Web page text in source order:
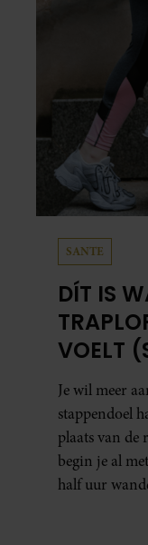
SANTE
DÍT IS
VOELT
NIET
Je wil meer
stappendoel
plaats van
begin je al
half uur